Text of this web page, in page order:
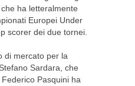
ha letteralmente
Europei Under
scorer dei due tornei.
di mercato per la
Sardara, che
Pasquini ha